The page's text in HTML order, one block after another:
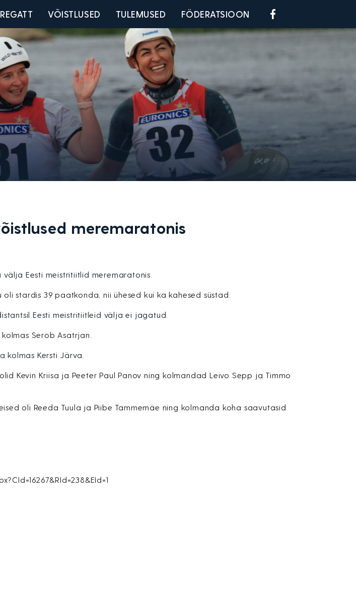
VÕISTLUSED TULEMUSED FÖDERATSIOON Social menu
meremaratonis
Eesti meistritiitlid meremaratonis.
stardis 39 paatkonda, nii ühesed kui ka kahesed süstad.
Eesti meistritiitleid välja ei jagatud.
Serob Asatrjan.
kolmas Kersti Järva.
Kevin Kriisa ja Peeter Paul Panov ning kolmandad Leivo Sepp ja Timmo
oli Reeda Tuula ja Piibe Tammemäe ning kolmanda koha saavutasid